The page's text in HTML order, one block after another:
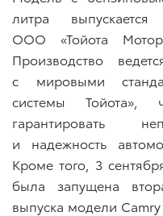
литра
ООО «Тойота Мотор
Производство
с мировыми
системы Тойота»,
гарантировать
и надежность
Кроме того, 3
была запущена
выпуска модели